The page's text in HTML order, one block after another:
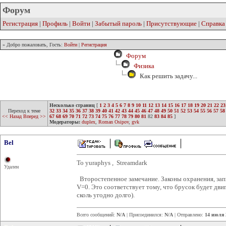
Форум
Регистрация | Профиль | Войти | Забытый пароль | Присутствующие | Справка
» Добро пожаловать, Гость: Войти | Регистрация
Форум
Физика
Как решить задачу...
Переход к теме
<< Назад Вперед >>
Несколько страниц [ 1 2 3 4 5 6 7 8 9 10 11 12 13 14 15 16 17 18 19 20 21 22 23
32 33 34 35 36 37 38 39 40 41 42 43 44 45 46 47 48 49 50 51 52 53 54 55 56 57 58
67 68 69 70 71 72 73 74 75 76 77 78 79 80 81 82 83 84 85 ]
Модераторы: duplex Roman Osipov, gvk
Bel
Удален
To yuraphys , Streamdark
Второстепенное замечание. Законы охранения,
V=0. Это соответствует тому, что брусок будет
сколь угодно долго).
Всего сообщений: N/A | Присоединился: N/A | Отправлено: 14 июля